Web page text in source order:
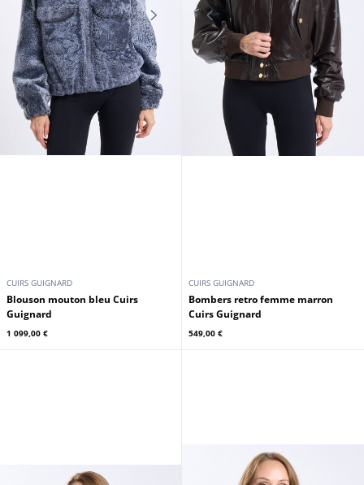
CUIRS GUIGNARD
Blouson mouton bleu Cuirs
Guignard
1 099,00 €
CUIRS GUIGNARD
Bombers retro femme marron
Cuirs Guignard
549,00 €